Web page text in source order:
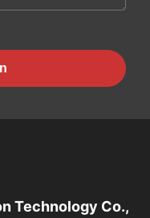
Technology Co.,